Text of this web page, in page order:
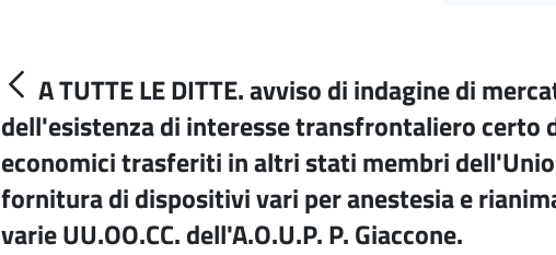
A TUTTE LE DITTE. avviso di indagine di
dell'esistenza di interesse transfrontaliero certo
economici trasferiti in altri stati membri
fornitura di dispositivi vari per anestesia e
varie UU.OO.CC. dell'A.O.U.P. P. Giaccone.